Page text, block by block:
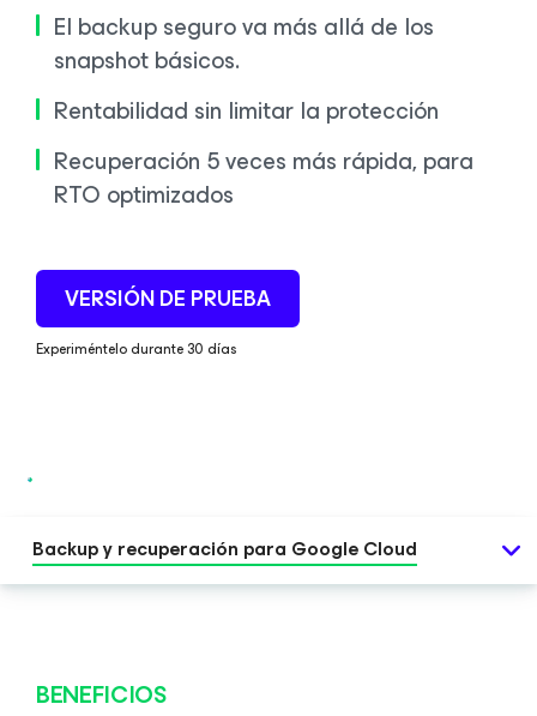
El backup seguro va más allá de los
snapshot básicos.
Rentabilidad sin limitar la protección
Recuperación 5 veces más rápida, para
RTO optimizados
VERSIÓN DE PRUEBA
Experiméntelo durante 30 días
Backup y recuperación para Google Cloud
BENEFICIOS